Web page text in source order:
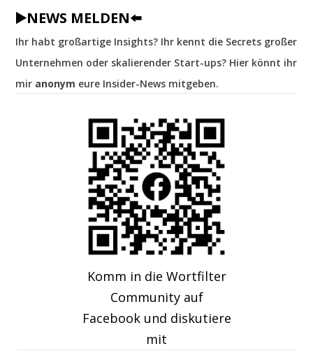
▶️NEWS MELDEN⬅️
Ihr habt großartige Insights? Ihr kennt die Secrets großer
Unternehmen oder skalierender Start-ups? Hier könnt ihr
mir anonym eure Insider-News mitgeben.
Komm in die Wortfilter
Community auf
Facebook und diskutiere
mit